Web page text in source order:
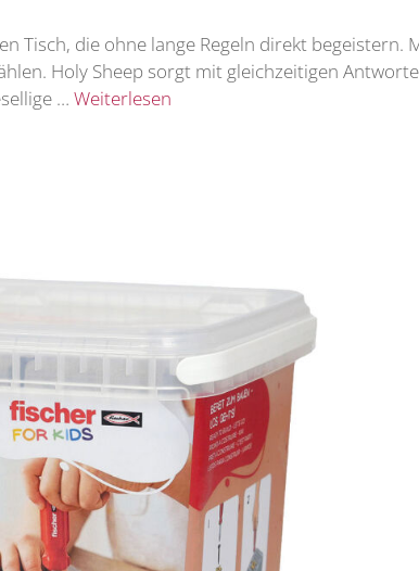
Tisch, die ohne lange Regeln direkt begeistern.
Holy Sheep sorgt mit gleichzeitigen
… Weiterlesen